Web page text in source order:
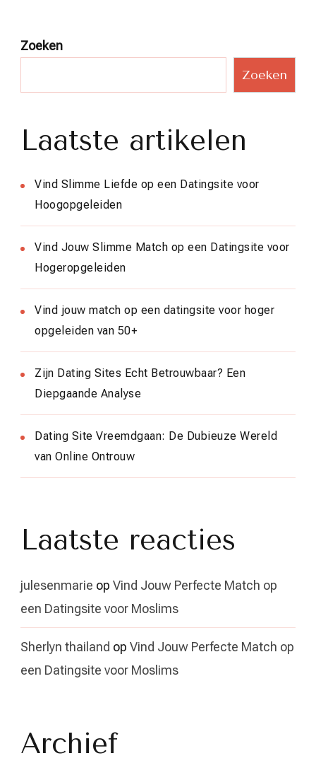
Zoeken
Zoeken
Laatste artikelen
Vind Slimme Liefde op een Datingsite voor
Hoogopgeleiden
Vind Jouw Slimme Match op een Datingsite voor
Hogeropgeleiden
Vind jouw match op een datingsite voor hoger
opgeleiden van 50+
Zijn Dating Sites Echt Betrouwbaar? Een
Diepgaande Analyse
Dating Site Vreemdgaan: De Dubieuze Wereld
van Online Ontrouw
Laatste reacties
julesenmarie op Vind Jouw Perfecte Match op
een Datingsite voor Moslims
Sherlyn thailand op Vind Jouw Perfecte Match op
een Datingsite voor Moslims
Archief